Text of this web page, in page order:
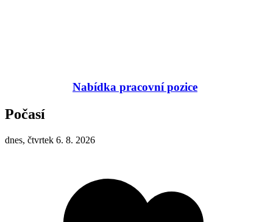
Nabídka pracovní pozice
Počasí
dnes, čtvrtek 6. 8. 2026